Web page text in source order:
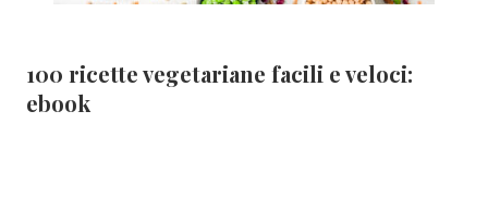
100 ricette vegetariane facili e veloci:
ebook